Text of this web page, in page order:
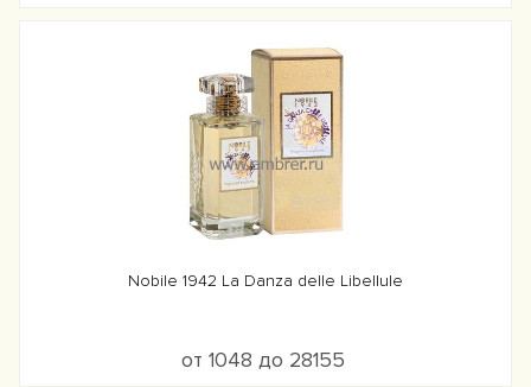
Nobile 1942 La Danza delle Libellule
от 1048 до 28155